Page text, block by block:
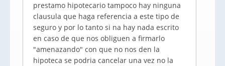
prestamo hipotecario tampoco hay ninguna
clausula que haga referencia a este tipo de
seguro y por lo tanto si na hay nada escrito
en caso de que nos obliguen a firmarlo
"amenazando" con que no nos den la
hipoteca se podria cancelar una vez no la